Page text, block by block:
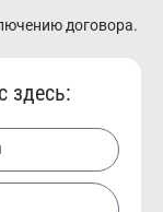
договора.
здесь: